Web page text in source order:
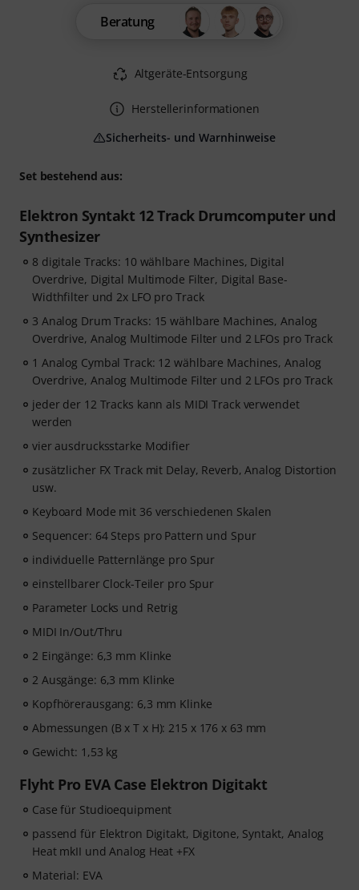
Set bestehend aus:
Elektron Syntakt 12 Track Drumcomputer und
Synthesizer
8 digitale Tracks: 10 wählbare Machines, Digital
Overdrive, Digital Multimode Filter, Digital Base-
Widthfilter und 2x LFO pro Track
3 Analog Drum Tracks: 15 wählbare Machines, Analog
Overdrive, Analog Multimode Filter und 2 LFOs pro Track
1 Analog Cymbal Track: 12 wählbare Machines, Analog
Overdrive, Analog Multimode Filter und 2 LFOs pro Track
jeder der 12 Tracks kann als MIDI Track verwendet
werden
vier ausdrucksstarke Modifier
zusätzlicher FX Track mit Delay, Reverb, Analog Distortion
usw.
Keyboard Mode mit 36 verschiedenen Skalen
Sequencer: 64 Steps pro Pattern und Spur
individuelle Patternlänge pro Spur
einstellbarer Clock-Teiler pro Spur
Parameter Locks und Retrig
MIDI In/Out/Thru
2 Eingänge: 6,3 mm Klinke
2 Ausgänge: 6,3 mm Klinke
Kopfhörerausgang: 6,3 mm Klinke
Abmessungen (B x T x H): 215 x 176 x 63 mm
Gewicht: 1,53 kg
Flyht Pro EVA Case Elektron Digitakt
Case für Studioequipment
passend für Elektron Digitakt, Digitone, Syntakt, Analog
Heat mkII und Analog Heat +FX
Material: EVA
Beratung
Altgeräte-Entsorgung
Herstellerinformationen
Sicherheits- und Warnhinweise